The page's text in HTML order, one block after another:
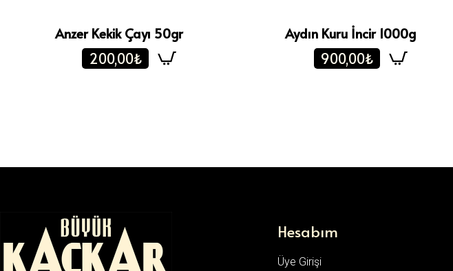
Anzer Kekik Çayı 50gr
200,00₺
Aydın Kuru İncir 1000g
900,00₺
Hesabım
Üye Girişi